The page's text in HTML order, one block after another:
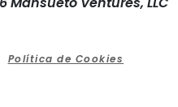
Política de Cookies